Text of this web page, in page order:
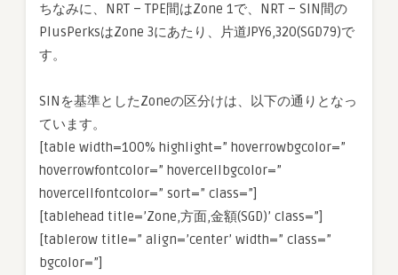
ちなみに、NRT – TPE間はZone 1で、NRT – SIN間の
PlusPerksはZone 3にあたり、片道JPY6,320(SGD79)で
す。
SINを基準としたZoneの区分けは、以下の通りとなっ
ています。
[table width=100% highlight=” hoverrowbgcolor=”
hoverrowfontcolor=” hovercellbgcolor=”
hovercellfontcolor=” sort=” class=”]
[tablehead title=’Zone,方面,金額(SGD)’ class=”]
[tablerow title=” align=’center’ width=” class=”
bgcolor=”]